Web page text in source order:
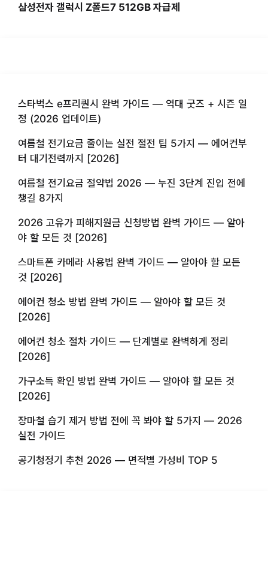
삼성전자 갤럭시 Z폴드7 512GB 자급제
스타벅스 e프리퀀시 완벽 가이드 — 역대 굿즈 + 시즌 일
정 (2026 업데이트)
여름철 전기요금 줄이는 실전 절전 팁 5가지 — 에어컨부
터 대기전력까지 [2026]
여름철 전기요금 절약법 2026 — 누진 3단계 진입 전에
챙길 8가지
2026 고유가 피해지원금 신청방법 완벽 가이드 — 알아
야 할 모든 것 [2026]
스마트폰 카메라 사용법 완벽 가이드 — 알아야 할 모든
것 [2026]
에어컨 청소 방법 완벽 가이드 — 알아야 할 모든 것
[2026]
에어컨 청소 절차 가이드 — 단계별로 완벽하게 정리
[2026]
가구소득 확인 방법 완벽 가이드 — 알아야 할 모든 것
[2026]
장마철 습기 제거 방법 전에 꼭 봐야 할 5가지 — 2026
실전 가이드
공기청정기 추천 2026 — 면적별 가성비 TOP 5